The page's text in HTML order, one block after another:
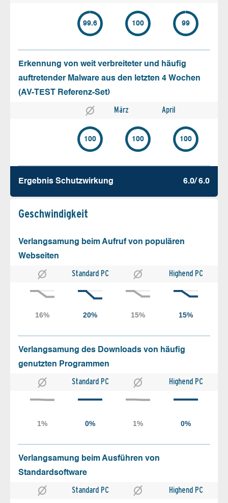
99.6 100 99
Erkennung von weit verbreiteter und häufig
auftretender Malware aus den letzten 4 Wochen
(AV-TEST Referenz-Set)
März April
100 100 100
Ergebnis Schutz­wirkung 6.0/ 6.0
Geschw­indigkeit
Verlangsamung beim Aufruf von populären
Webseiten
Standard PC Highend PC
Verlangsamung des Downloads von häufig
genutzten Programmen
Standard PC Highend PC
Verlangsamung beim Ausführen von
Standardsoftware
Standard PC Highend PC